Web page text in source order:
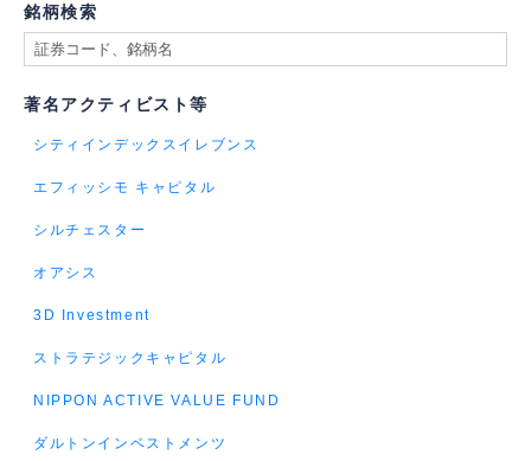
銘柄検索
著名アクティビスト等
シティインデックスイレブンス
エフィッシモ キャピタル
シルチェスター
オアシス
3D Investment
ストラテジックキャピタル
NIPPON ACTIVE VALUE FUND
ダルトンインベストメンツ